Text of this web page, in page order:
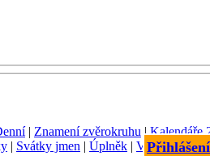
Přihlášení
| Znamení zvěrokruhu | Kalendáře
| Svátky jmen | Úplněk | Význam jmen